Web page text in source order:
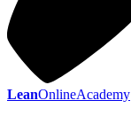
LeanOnlineAcademy